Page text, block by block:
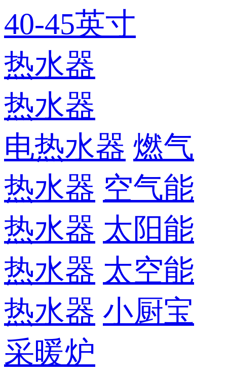
40-45英寸
热水器
热水器
电热水器 燃气
热水器 空气能
热水器 太阳能
热水器 太空能
热水器 小厨宝
采暖炉